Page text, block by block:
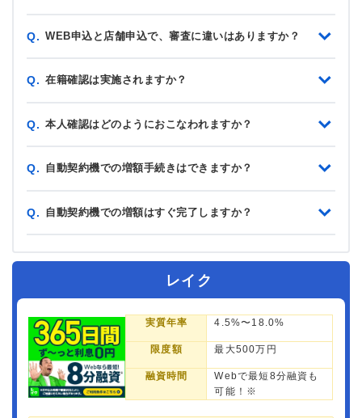
Q. WEB申込と店舗申込で、審査に違いはありますか？
Q. 在籍確認は実施されますか？
Q. 本人確認はどのようにおこなわれますか？
Q. 自動契約機での増額手続きはできますか？
Q. 自動契約機での増額はすぐ完了しますか？
レイク
実質年率 4.5%〜18.0%
限度額 最大500万円
融資時間
Webで最短8分融資も
可能！※